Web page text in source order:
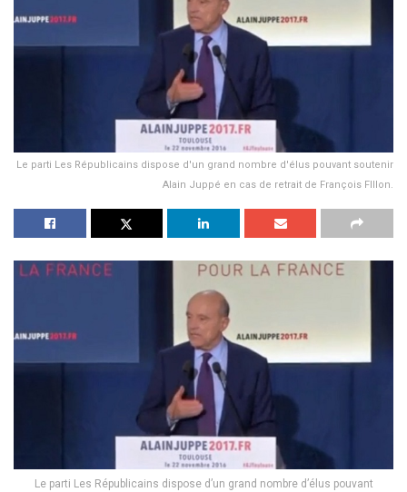
Le parti Les Républicains dispose d'un grand nombre d'élus pouvant soutenir
Alain Juppé en cas de retrait de François FIllon.
Le parti Les Républicains dispose d’un grand nombre d’élus pouvant